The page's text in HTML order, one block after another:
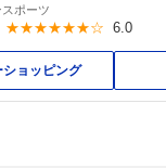
ポーツ
★★★★★★☆ 6.0
ショッピング